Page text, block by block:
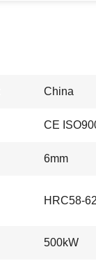
China
CE
6mm
HRC58-62
500kW